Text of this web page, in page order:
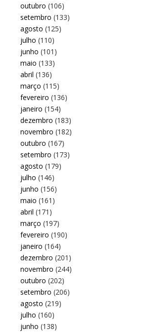
outubro (106)
setembro (133)
agosto (125)
julho (110)
junho (101)
maio (133)
abril (136)
março (115)
fevereiro (136)
janeiro (154)
dezembro (183)
novembro (182)
outubro (167)
setembro (173)
agosto (179)
julho (146)
junho (156)
maio (161)
abril (171)
março (197)
fevereiro (190)
janeiro (164)
dezembro (201)
novembro (244)
outubro (202)
setembro (206)
agosto (219)
julho (160)
junho (138)